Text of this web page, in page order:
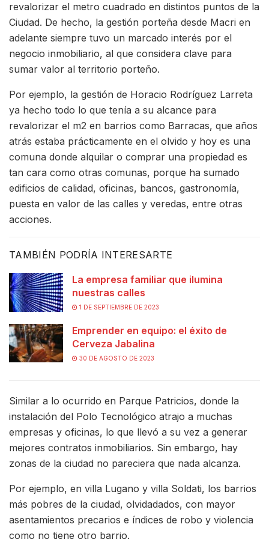
revalorizar el metro cuadrado en distintos puntos de la
Ciudad. De hecho, la gestión porteña desde Macri en
adelante siempre tuvo un marcado interés por el
negocio inmobiliario, al que considera clave para
sumar valor al territorio porteño.
Por ejemplo, la gestión de Horacio Rodríguez Larreta
ya hecho todo lo que tenía a su alcance para
revalorizar el m2 en barrios como Barracas, que años
atrás estaba prácticamente en el olvido y hoy es una
comuna donde alquilar o comprar una propiedad es
tan cara como otras comunas, porque ha sumado
edificios de calidad, oficinas, bancos, gastronomía,
puesta en valor de las calles y veredas, entre otras
acciones.
TAMBIÉN PODRÍA INTERESARTE
La empresa familiar que ilumina
nuestras calles
1 DE SEPTIEMBRE DE 2023
Emprender en equipo: el éxito de
Cerveza Jabalina
30 DE AGOSTO DE 2023
Similar a lo ocurrido en Parque Patricios, donde la
instalación del Polo Tecnológico atrajo a muchas
empresas y oficinas, lo que llevó a su vez a generar
mejores contratos inmobiliarios. Sin embargo, hay
zonas de la ciudad no pareciera que nada alcanza.
Por ejemplo, en villa Lugano y villa Soldati, los barrios
más pobres de la ciudad, olvidadados, con mayor
asentamientos precarios e índices de robo y violencia
como no tiene otro barrio.